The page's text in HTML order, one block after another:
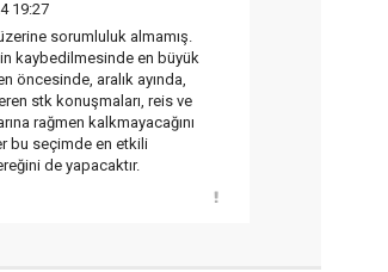
19:27
sorumluluk almamış.
kaybedilmesinde en büyük
öncesinde, aralık ayında,
stk konuşmaları, reis ve
rağmen kalkmayacağını
bu seçimde en etkili
de yapacaktır.